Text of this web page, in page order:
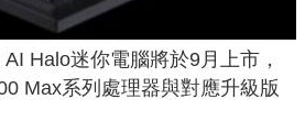
Halo迷你電腦將於9月上市，
Max系列處理器與對應升級版